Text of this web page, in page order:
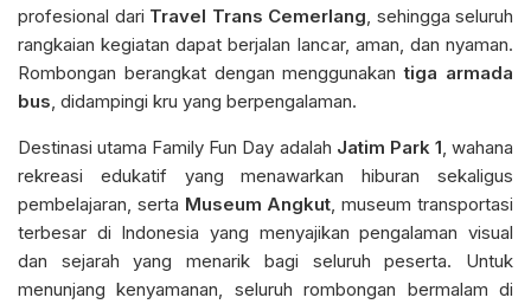
profesional dari Travel Trans Cemerlang, sehingga seluruh
rangkaian kegiatan dapat berjalan lancar, aman, dan nyaman.
Rombongan berangkat dengan menggunakantiga armada
bus, didampingi kru yang berpengalaman.
Destinasi utama Family Fun Day adalah Jatim Park 1, wahana
rekreasi edukatif yang menawarkan hiburan sekaligus
pembelajaran, serta Museum Angkut, museum transportasi
terbesar di Indonesia yang menyajikan pengalaman visual
dan sejarah yang menarik bagi seluruh peserta. Untuk
menunjang kenyamanan, seluruh rombongan bermalam di